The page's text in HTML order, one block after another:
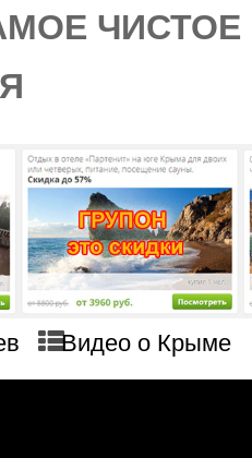
ЧИСТОЕ
Видео о Крыме